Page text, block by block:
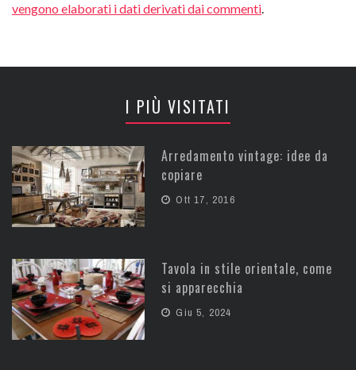
vengono elaborati i dati derivati dai commenti.
I PIÙ VISITATI
Arredamento vintage: idee da
copiare
Ott 17, 2016
Tavola in stile orientale, come
si apparecchia
Giu 5, 2024